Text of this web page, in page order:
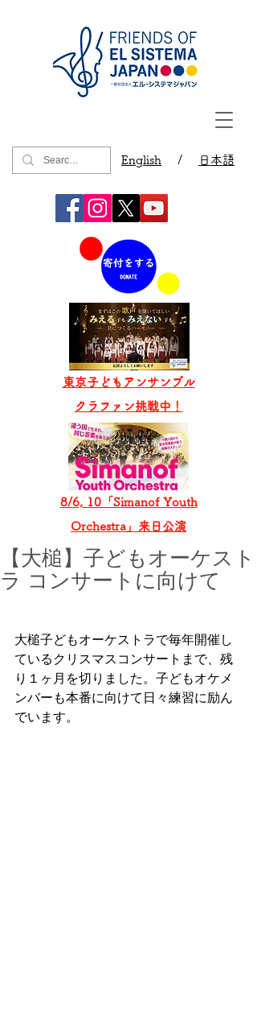
English / 日本語
8/6, 10「Simanof Youth
Orchestra」来日公演
東京子どもアンサンブル
​クラファン挑戦中！
【大槌】子どもオーケスト
ラ コンサートに向けて
大槌子どもオーケストラで毎年開催し
ているクリスマスコンサートまで、残
り１ヶ月を切りました。子どもオケメ
ンバーも本番に向けて日々練習に励ん
でいます。